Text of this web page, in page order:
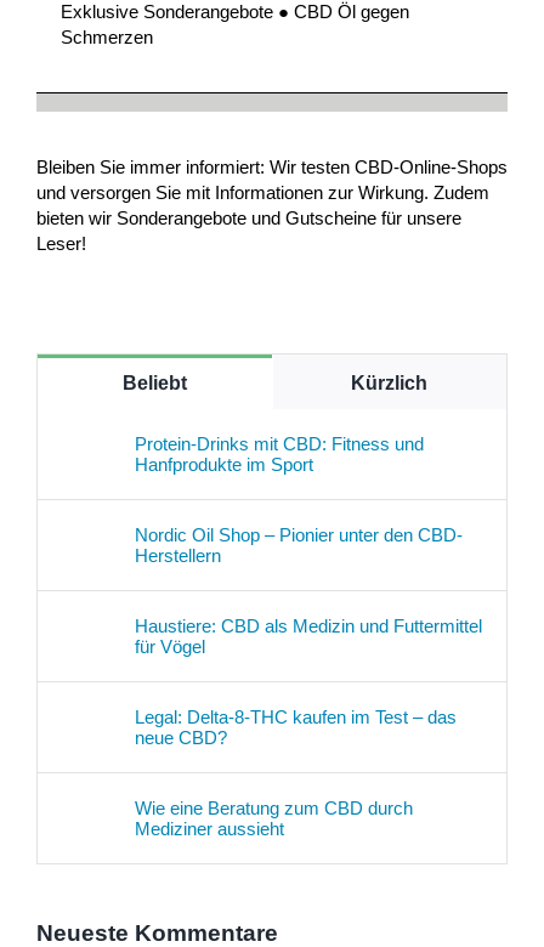
Exklusive Sonderangebote ● CBD Öl gegen
Schmerzen
Bleiben Sie immer informiert: Wir testen CBD-Online-Shops
und versorgen Sie mit Informationen zur Wirkung. Zudem
bieten wir Sonderangebote und Gutscheine für unsere
Leser!
Beliebt Kürzlich
Protein-Drinks mit CBD: Fitness und
Hanfprodukte im Sport
Nordic Oil Shop – Pionier unter den CBD-
Herstellern
Haustiere: CBD als Medizin und Futtermittel
für Vögel
Legal: Delta-8-THC kaufen im Test – das
neue CBD?
Wie eine Beratung zum CBD durch
Mediziner aussieht
Neueste Kommentare